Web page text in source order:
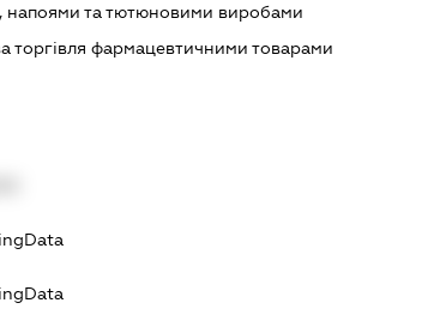
напоями та тютюновими виробами
торгівля фармацевтичними товарами